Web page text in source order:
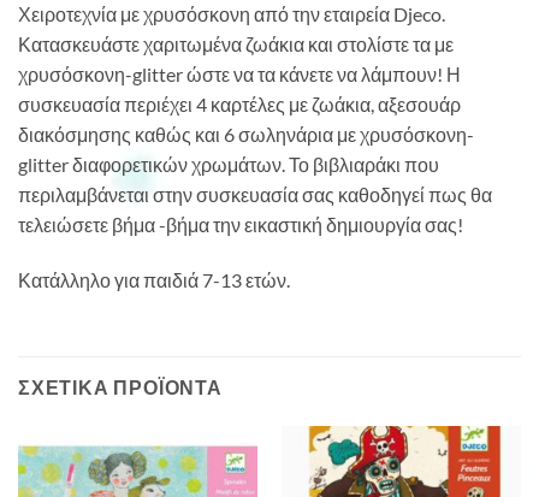
Χειροτεχνία με χρυσόσκονη από την εταιρεία Djeco.
Κατασκευάστε χαριτωμένα ζωάκια και στολίστε τα με
χρυσόσκονη-glitter ώστε να τα κάνετε να λάμπουν! Η
συσκευασία περιέχει 4 καρτέλες με ζωάκια, αξεσουάρ
διακόσμησης καθώς και 6 σωληνάρια με χρυσόσκονη-
glitter διαφορετικών χρωμάτων. Το βιβλιαράκι που
περιλαμβάνεται στην συσκευασία σας καθοδηγεί πως θα
τελειώσετε βήμα -βήμα την εικαστική δημιουργία σας!
Κατάλληλο για παιδιά 7-13 ετών.
ΣΧΕΤΙΚΆ ΠΡΟΪΌΝΤΑ